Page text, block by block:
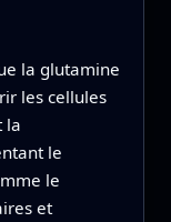
la glutamine
les cellules
la
le
le
et